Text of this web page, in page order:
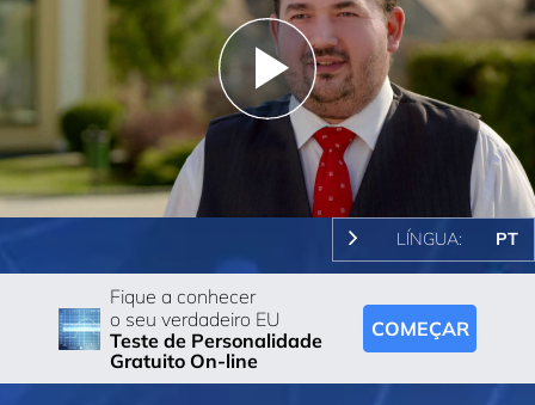
Play
Video
LÍNGUA: PT
Fique a conhecer
o seu verdadeiro EU
Teste de Personalidade
Gratuito On-line
COMEÇAR